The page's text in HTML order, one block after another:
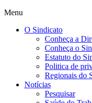
Menu
O Sindicato
Conheça a
Conheça o
Estatuto do
Politica de
Regionais do
Notícias
Pesquisar